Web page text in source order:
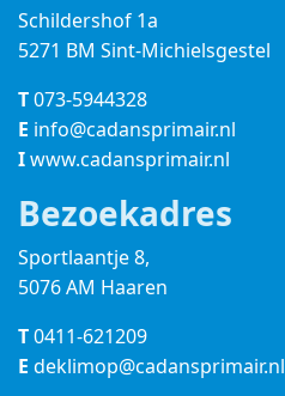
Schildershof 1a
5271 BM Sint-Michielsgestel
T073-5944328
E info@cadansprimair.nl
Iwww.cadansprimair.nl
Bezoekadres
Sportlaantje 8,
5076 AM Haaren
T0411-621209
E deklimop@cadansprimair.nl